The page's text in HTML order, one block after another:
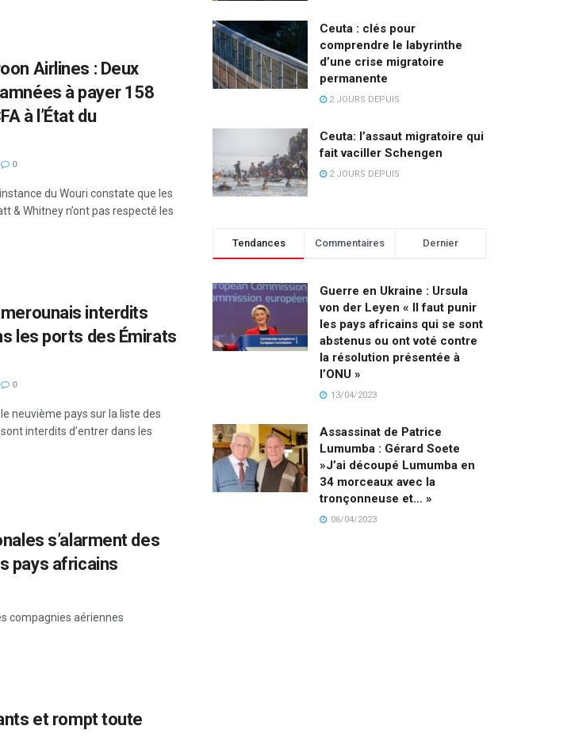
Airlines : Deux
à payer 158
à l’État du
0
du Wouri constate que les
& Whitney n’ont pas respecté les
interdits
les ports des Émirats
0
neuvième pays sur la liste des
interdits d’entrer dans les
s’alarment des
pays africains
compagnies aériennes
et rompt toute
Ceuta : clés pour
comprendre le labyrinthe
d’une crise migratoire
permanente
2 JOURS DEPUIS
Ceuta: l’assaut migratoire qui
fait vaciller Schengen
2 JOURS DEPUIS
Tendances Commentaires Dernier
Guerre en Ukraine : Ursula
von der Leyen « Il faut punir
les pays africains qui se sont
abstenus ou ont voté contre
la résolution présentée à
l’ONU »
13/04/2023
Assassinat de Patrice
Lumumba : Gérard Soete
»J’ai découpé Lumumba en
34 morceaux avec la
tronçonneuse et… »
06/04/2023